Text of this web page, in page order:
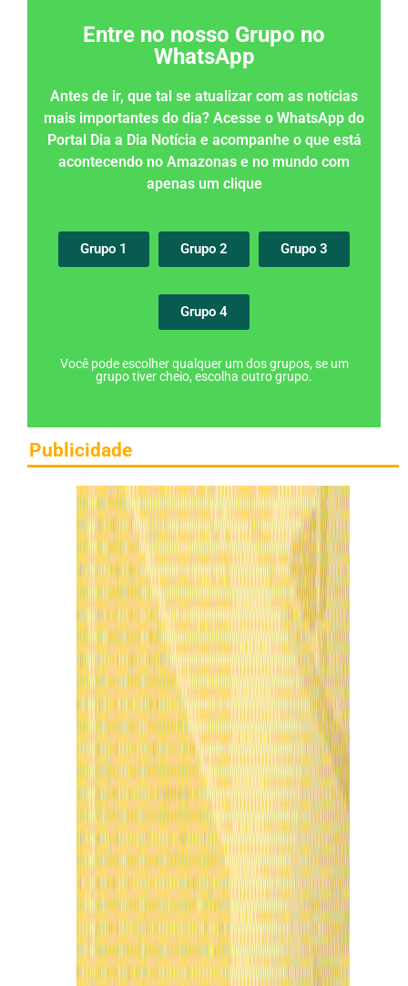
Entre no nosso Grupo no
WhatsApp
Antes de ir, que tal se atualizar com as notícias
mais importantes do dia? Acesse o WhatsApp do
Portal Dia a Dia Notícia e acompanhe o que está
acontecendo no Amazonas e no mundo com
apenas um clique
Grupo 1 Grupo 2 Grupo 3
Grupo 4
Você pode escolher qualquer um dos grupos, se um
grupo tiver cheio, escolha outro grupo.
Publicidade